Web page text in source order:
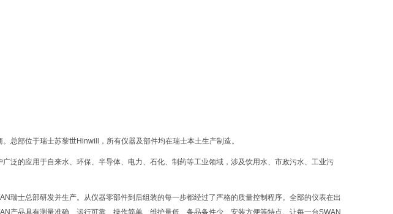
总部位于瑞士苏黎世Hinwill，所有仪器及部件均在瑞士本土生产制造。
泛的应用于自来水、环保、半导体、电力、石化、制药等工业领域，涉及饮用水、市政污水、工业污
瑞士总部研发并生产。从仪器零部件到后组装的每一步都经过了严格的质量控制程序。全部的仪表在出
产品具有测量准确、运行可靠、操作简单、维护量低、备品备件少、安装方便等特点。让每一台SWAN